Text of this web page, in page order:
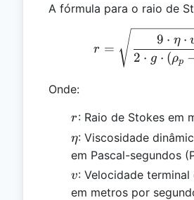
A fórmula para o raio de
r =
r =
2 ⋅ g ⋅ (ρp
9 ⋅ η ⋅
Onde:
r
r: Raio de Stokes em
\eta
η: Viscosidade
em Pascal-segundos
v
v: Velocidade
em metros por